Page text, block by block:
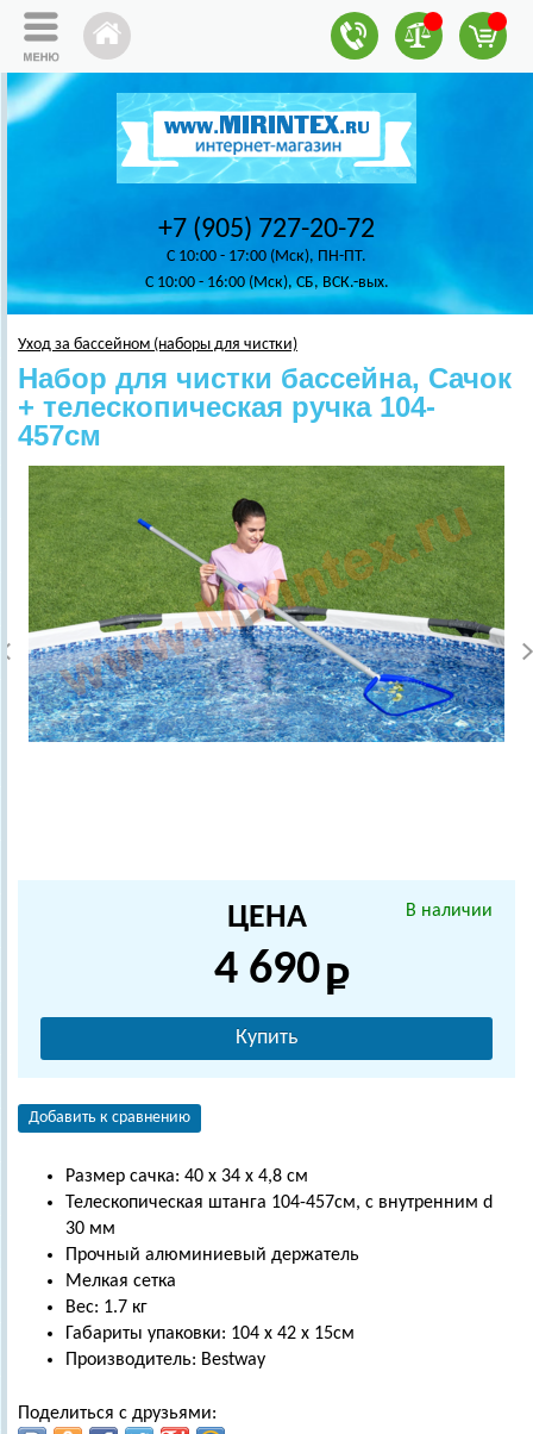
+7 (905) 727-20-72
C 10:00 - 17:00 (Мск), ПН-ПТ.
C 10:00 - 16:00 (Мск), СБ, ВСК.-вых.
Уход за бассейном (наборы для чистки)
Набор для чистки бассейна, Сачок
+ телескопическая ручка 104-
457см
В наличии
ЦЕНА
4 690
Купить
Добавить к сравнению
Размер сачка: 40 х 34 х 4,8 см
Телескопическая штанга 104-457см, с внутренним d
30 мм
Прочный алюминиевый держатель
Мелкая сетка
Вес: 1.7 кг
Габариты упаковки: 104 х 42 х 15см
Производитель: Bestway
Поделиться с друзьями: